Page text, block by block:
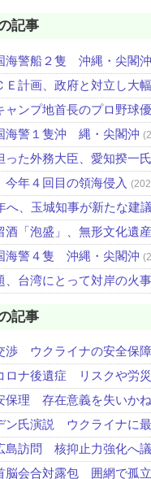
記事
海警船２隻 沖縄・尖閣沖
Ｅ計画、政府と対立し大
ャンプ地首長のプロ野球
海警１隻沖 縄・尖閣沖
った外務大臣、愛知揆一
今年４回目の領海侵入
へ、玉城知事が新たな建
酒「泡盛」、無形文化遺
海警４隻 沖縄・尖閣沖
、台湾にとって対岸の火
記事
渉 ウクライナの安全保
ロナ後遺症 リスクや労
保理 存在意義を失いか
ン氏演説 ウクライナに
島訪問 核抑止力強化へ
脳会合対露包 囲網で孤